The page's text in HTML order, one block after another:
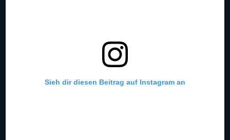
Sieh dir diesen Beitrag auf Instagram an